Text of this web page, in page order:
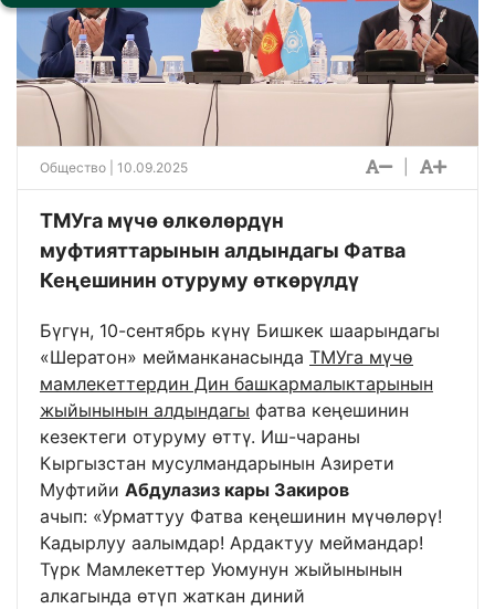
Общество | 10.09.2025
ТМУга мүчө өлкөлөрдүн
муфтияттарынын алдындагы Фатва
Кеңешинин отуруму өткөрүлдү
Бүгүн, 10-сентябрь күнү Бишкек шаарындагы
«Шератон» мейманканасында ТМУга мүчө
мамлекеттердин Дин башкармалыктарынын
жыйынынын алдындагы фатва кеңешинин
кезектеги отуруму өттү. Иш-чараны
Кыргызстан мусулмандарынын Азирети
Муфтийи Абдулазиз кары Закиров
ачып: «Урматтуу Фатва кеңешинин мүчөлөрү!
Кадырлуу аалымдар! Ардактуу меймандар!
Түрк Мамлекеттер Уюмунун жыйынынын
алкагында өтүп жаткан диний